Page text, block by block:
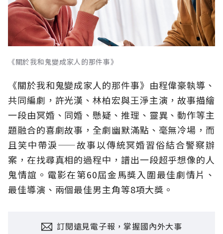
《關於我和鬼變成家人的那件事》
《關於我和鬼變成家人的那件事》由程偉豪執導、
共同編劇，許光漢、林柏宏與王淨主演，故事描繪
一段由冥婚、同婚、懸疑、推理、靈異、動作等主
題融合的喜劇故事，全劇幽默滿點、毫無冷場，而
且笑中帶淚——故事以傳統冥婚習俗結合警察辦
案，在找尋真相的過程中，譜出一段超乎想像的人
鬼情誼。電影在第60屆金馬獎入圍最佳劇情片、
最佳導演、兩個最佳男主角等8項大獎。
訂閱遠見電子報，掌握國內外大事